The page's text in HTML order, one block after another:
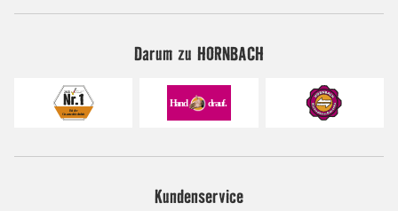
Darum zu HORNBACH
Kundenservice